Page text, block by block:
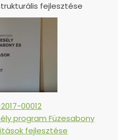
fejlesztése
00012
program Füzesabony
fejlesztése